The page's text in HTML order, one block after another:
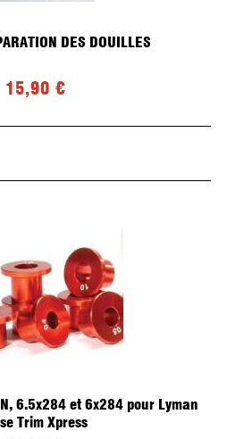
DES DOUILLES
15,90 €
6.5x284 et 6x284 pour Lyman
Trim Xpress